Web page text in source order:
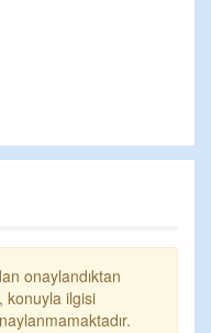
onaylandıktan
konuyla ilgisi